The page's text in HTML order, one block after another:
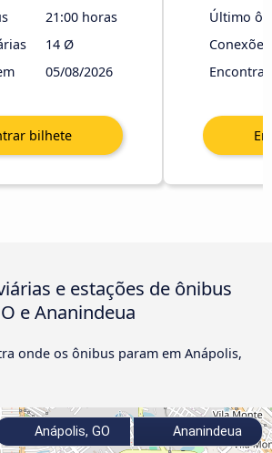
21:00 horas
14 Ø
05/08/2026
Último
e estações de ônibus
e Ananindeua
onde os ônibus param em Anápolis,
Anápolis, GO Ananindeua